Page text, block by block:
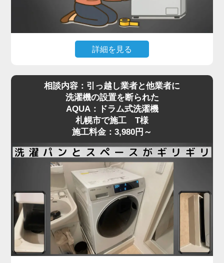
詳細を見る
される方が増えていますが、実際に届いてみると本
体が非常に重く、自力での移動や取り付けが難しい
と感じる方も多いようです。特に設置場所までの搬
入や、わずかな段差の乗り越え、排水や給水の接続
作業などは、専門知識がないと手に負えないケース
も少なくありません。
札幌市で施工をご依頼いただいたN様も、ネットで
購入したドラム式洗濯機を玄関先までは運べたもの
の、「重くて一人では設置場所まで動かせない」と
お困りでした。私たちは現地にて搬入から位置調
整、アジャスターの調整、水栓や排水の接続までを
一括で対応し、安心してご使用いただける状態に仕
上げました。ドラム式洗濯機の施工料金は3,980円
相談内容：引っ越し業者と他業者に
洗濯機の設置を断られた
AQUA：ドラム式洗濯機
札幌市で施工 T様
施工料金：3,980円～